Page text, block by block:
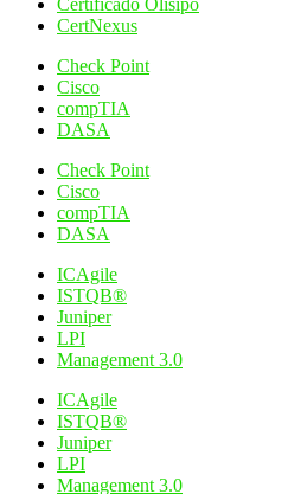
CertNexus
Check Point
Cisco
compTIA
DASA
Check Point
Cisco
compTIA
DASA
ICAgile
ISTQB®
Juniper
LPI
Management 3.0
ICAgile
ISTQB®
Juniper
LPI
Management 3.0